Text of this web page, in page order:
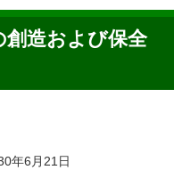
創造および保全
年6月21日